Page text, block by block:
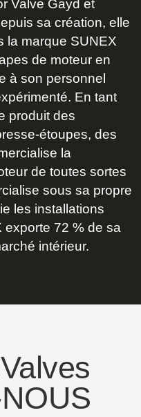
Valve Gayd et
sa création, elle
la marque SUNEX
de moteur en
à son personnel
En tant
produit des
étoupes, des
la
de toutes sortes
sous sa propre
les installations
exporte 72 % de sa
intérieur.